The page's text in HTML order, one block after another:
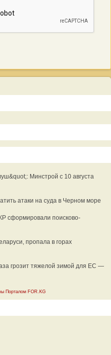
Минстрой с 10 августа
атаки на суда в Черном море
сформировали поисково-
пропала в горах
грозит тяжелой зимой для ЕС —
Порталом FOR.KG